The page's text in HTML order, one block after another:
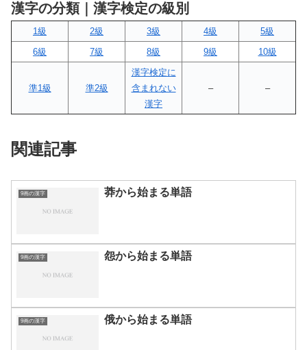
漢字の分類｜漢字検定の級別
1級 2級 3級 4級
5級
6級
7級 8級 9級 10級
準1級 準2級
漢字検定に
含まれない
漢字
– –
関連記事
9画の漢字 莽から始まる単語
9画の漢字 怨から始まる単語
9画の漢字 俄から始まる単語